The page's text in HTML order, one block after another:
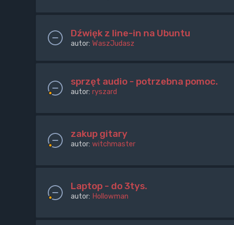
Dźwięk z line-in na Ubuntu
autor: WaszJudasz
sprzęt audio - potrzebna pomoc.
autor: ryszard
zakup gitary
autor: witchmaster
Laptop - do 3tys.
autor: Hollowman